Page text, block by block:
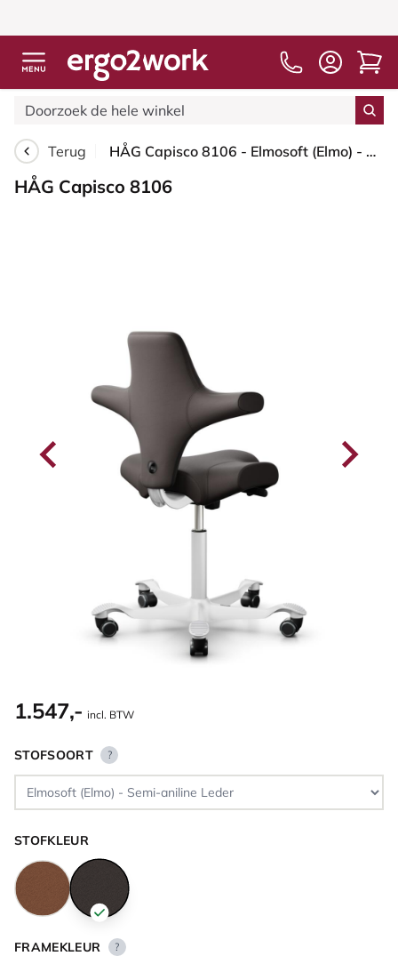
Terug HÅG Capisco 8106 - Elmosoft (Elmo) - Semi-aniline Leder - EL93068 - Dark brown - Wit - 265 mm (Zithoogte 53-79cm) - Harde wielen t.b.v. zachte vloeren
HÅG Capisco 8106
1.547,- incl. BTW
STOFSOORT ?
STOFKLEUR
FRAMEKLEUR ?